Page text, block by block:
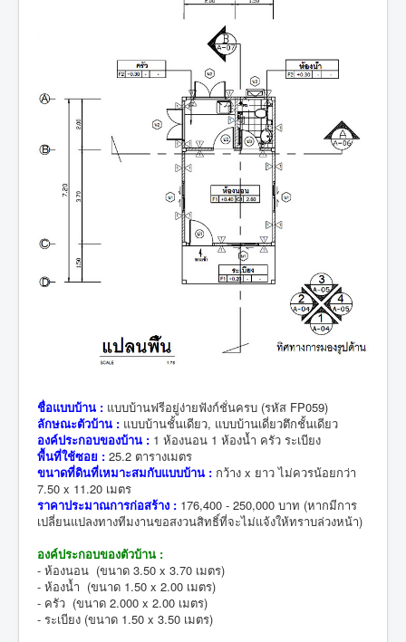
ชื่อแบบบ้าน : แบบบ้านฟรีอยู่ง่ายฟังก์ชั่นครบ (รหัส FP059)
ลักษณะตัวบ้าน : แบบบ้านชั้นเดียว, แบบบ้านเดี่ยวตึกชั้นเดียว
องค์ประกอบของบ้าน : 1 ห้องนอน 1 ห้องน้ำ ครัว ระเบียง
พื้นที่ใช้ซอย : 25.2 ตารางเมตร
ขนาดที่ดินที่เหมาะสมกับแบบบ้าน : กว้าง x ยาว ไม่ควรน้อยกว่า
7.50 x 11.20 เมตร
ราคาประมาณการก่อสร้าง : 176,400 - 250,000 บาท (หากมีการ
เปลี่ยนแปลงทางทีมงานขอสงวนสิทธิ์ที่จะไม่แจ้งให้ทราบล่วงหน้า)
องค์ประกอบของตัวบ้าน :
- ห้องนอน (ขนาด 3.50 x 3.70 เมตร)
- ห้องน้ำ (ขนาด 1.50 x 2.00 เมตร)
- ครัว (ขนาด 2.000 x 2.00 เมตร)
- ระเบียง (ขนาด 1.50 x 3.50 เมตร)